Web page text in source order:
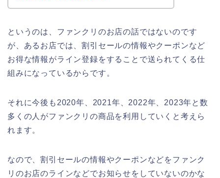
というのは、ファンクリのお店の話ではないのです
が、あるお店では、割引セールの情報やクーポンなど
お得な情報がライン登録をすることで送られてくる仕
組みになっているからです。
それに今後も2020年、2021年、2022年、2023年と数
多くの人がファンクリの商品を利用していくと考えら
れます。
なので、割引セールの情報やクーポンなどをファンク
リのお店のラインなどでお知らせをしていないのかな